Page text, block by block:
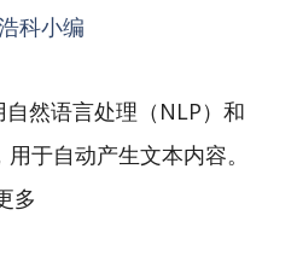
科小编
然语言处理（NLP）和
于自动产生文本内容。
多